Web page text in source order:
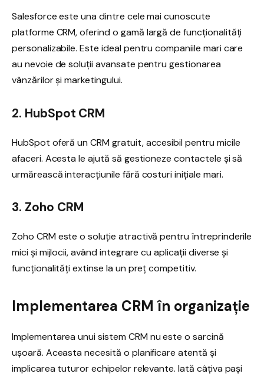
Salesforce este una dintre cele mai cunoscute
platforme CRM, oferind o gamă largă de funcționalități
personalizabile. Este ideal pentru companiile mari care
au nevoie de soluții avansate pentru gestionarea
vânzărilor și marketingului.
2. HubSpot CRM
HubSpot oferă un CRM gratuit, accesibil pentru micile
afaceri. Acesta le ajută să gestioneze contactele și să
urmărească interacțiunile fără costuri inițiale mari.
3. Zoho CRM
Zoho CRM este o soluție atractivă pentru întreprinderile
mici și mijlocii, având integrare cu aplicații diverse și
funcționalități extinse la un preț competitiv.
Implementarea CRM în organizație
Implementarea unui sistem CRM nu este o sarcină
ușoară. Aceasta necesită o planificare atentă și
implicarea tuturor echipelor relevante. Iată câțiva pași